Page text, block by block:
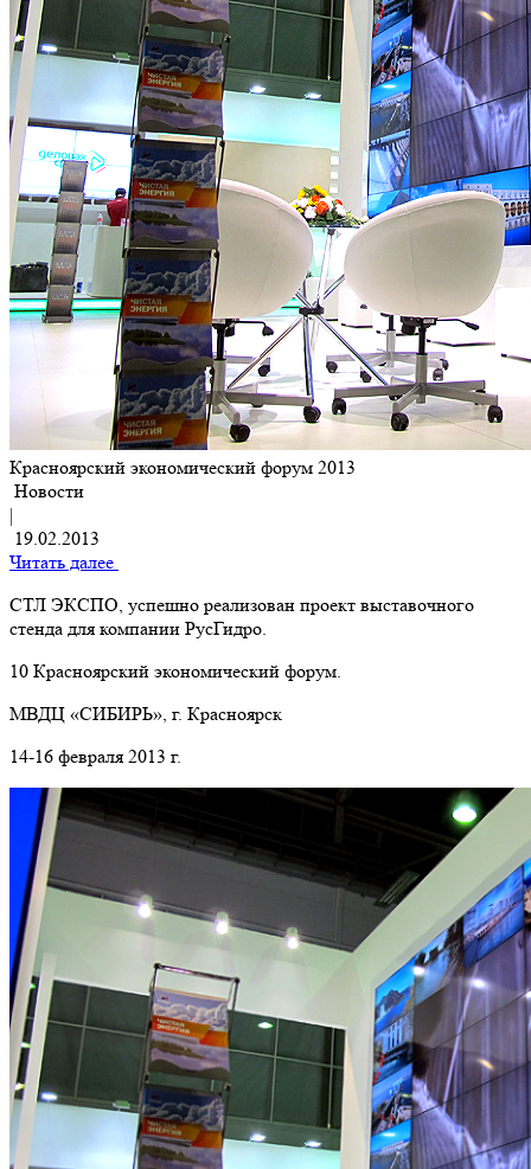
Красноярский экономический форум 2013
Новости
|
19.02.2013
Читать далее
СТЛ ЭКСПО, успешно реализован проект выставочного
стенда для компании РусГидро.
10 Красноярский экономический форум.
МВДЦ «СИБИРЬ», г. Красноярск
14-16 февраля 2013 г.